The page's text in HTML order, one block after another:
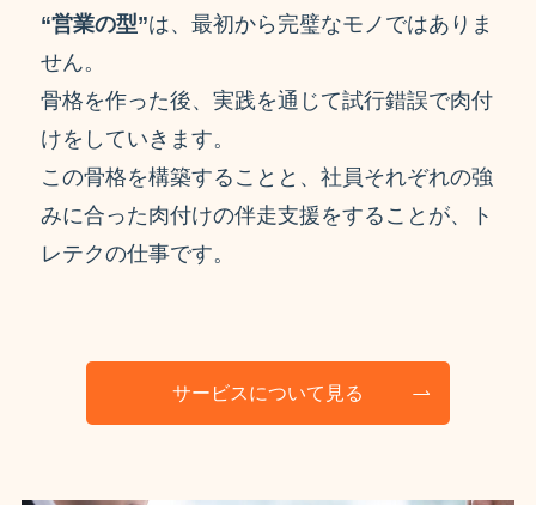
“営業の型”は、最初から完璧なモノではありま
せん。
骨格を作った後、実践を通じて試行錯誤で肉付
けをしていきます。
この骨格を構築することと、社員それぞれの強
みに合った肉付けの伴走支援をすることが、ト
レテクの仕事です。
サービスについて見る